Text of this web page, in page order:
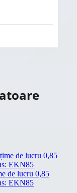
de lucru 0,85
EKN85